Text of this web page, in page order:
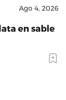
Ago 4, 2026
en sable